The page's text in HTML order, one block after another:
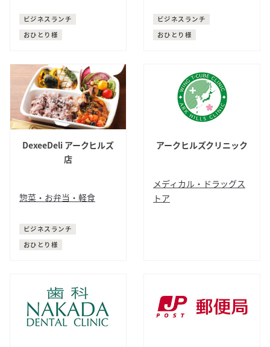
ビジネスランチ
おひとり様
ビジネスランチ
おひとり様
DexeeDeli アークヒルズ
店
惣菜・お弁当・軽食
ビジネスランチ
おひとり様
アークヒルズクリニック
メディカル・ドラッグス
トア